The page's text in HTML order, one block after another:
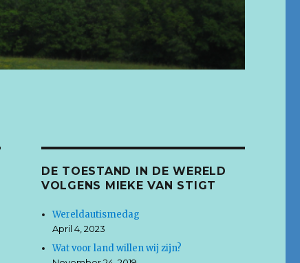
DE TOESTAND IN DE WERELD
VOLGENS MIEKE VAN STIGT
Wereldautismedag
April 4, 2023
Wat voor land willen wij zijn?